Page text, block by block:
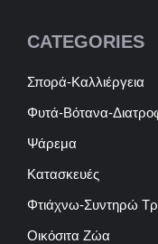
CATEGORIES
Σπορά-Καλλιέργεια
Φυτά-Βότανα-
Ψάρεμα
Κατασκευές
Φτιάχνω-Συντηρώ
Οικόσιτα Ζώα